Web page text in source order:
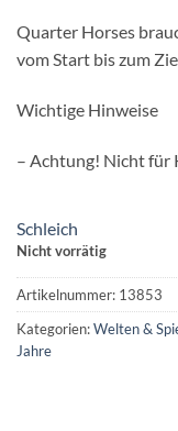
Quarter Horses
vom Start bis zum
Wichtige Hinweise
– Achtung! Nicht für
Schleich
Nicht vorrätig
Artikelnummer: 13853
Kategorien:Welten &
Jahre